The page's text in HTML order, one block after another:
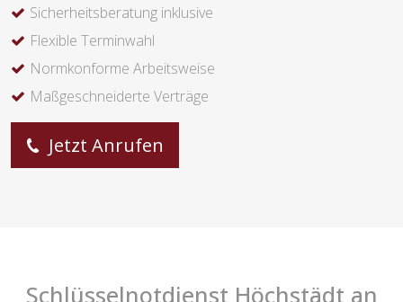
Sicherheitsberatung inklusive
Flexible Terminwahl
Normkonforme Arbeitsweise
Maßgeschneiderte Verträge
Jetzt Anrufen
Schlüsselnotdienst Höchstädt an